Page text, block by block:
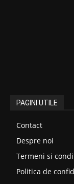
PAGINI UTILE
Contact
Despre noi
Termeni si
Politica de